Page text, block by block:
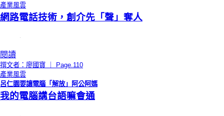
產業風雲
網路電話技術，創介先「聲」奪人
閱讀
撰文者：廖國寶 ｜ Page.110
產業風雲
呂仁園要讓電腦「解放」阿公阿媽
我的電腦講台語嘛會通